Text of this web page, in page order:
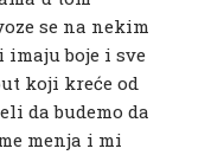
se na nekim
boje i sve
koji kreće od
da budemo da
menja i mi